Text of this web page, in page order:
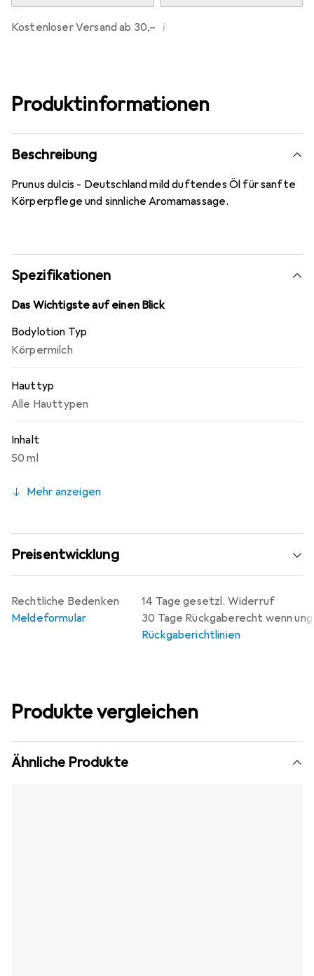
Kostenloser Versand ab 30,– i
Produktinformationen
Beschreibung
Prunus dulcis - Deutschland mild duftendes Öl für sanfte
Körperpflege und sinnliche Aromamassage.
Spezifikationen
Das Wichtigste auf einen Blick
Bodylotion Typ
Körpermilch
Hauttyp
Alle Hauttypen
Inhalt
50 ml
Mehr anzeigen
Preisentwicklung
14 Tage gesetzl. Widerruf
30 Tage Rückgaberecht wenn
Rückgaberichtlinien
Rechtliche Bedenken
Meldeformular
Produkte vergleichen
Ähnliche Produkte